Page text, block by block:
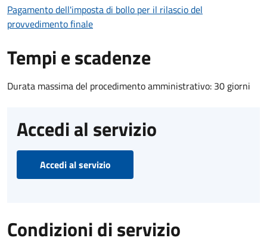
Pagamento dell'imposta di bollo per il rilascio del
provvedimento finale
Tempi e scadenze
Durata massima del procedimento amministrativo: 30 giorni
Accedi al servizio
Accedi al servizio
Condizioni di servizio